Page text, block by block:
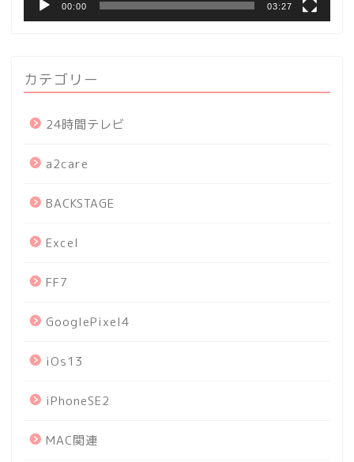
00:00 03:27
カテゴリー
24時間テレビ
a2care
BACKSTAGE
Excel
FF7
GooglePixel4
iOs13
iPhoneSE2
MAC関連